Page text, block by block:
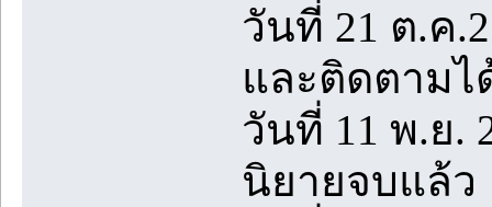
วันที่ 21 ต.ค
และติดตามไ
วันที่ 11 พ.ย.
นิยายจบแล้ว